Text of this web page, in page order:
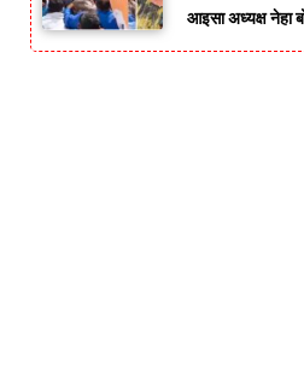
आइसा अध्यक्ष नेहा